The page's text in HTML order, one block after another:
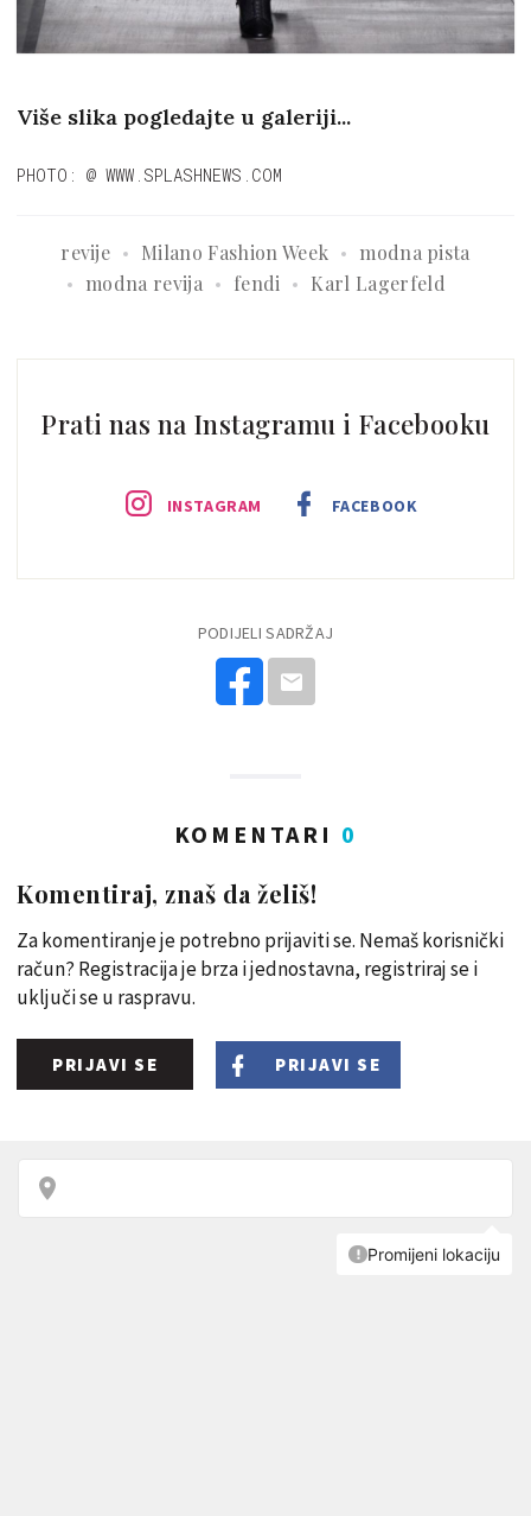
Više slika pogledajte u galeriji...
PHOTO: @ WWW.SPLASHNEWS.COM
revije Milano Fashion Week
modna pista
modna revija
fendi Karl Lagerfeld
Prati nas na Instagramu i Facebooku
INSTAGRAM FACEBOOK
PODIJELI SADRŽAJ
KOMENTARI 0
Komentiraj, znaš da želiš!
Za komentiranje je potrebno prijaviti se. Nemaš korisnički
račun? Registracija je brza i jednostavna, registriraj se i
uključi se u raspravu.
PRIJAVI SE PRIJAVI SE